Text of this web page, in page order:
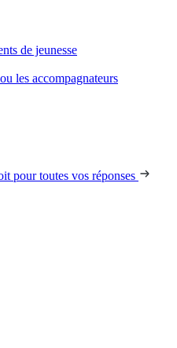
de jeunesse
les accompagnateurs
pour toutes vos réponses